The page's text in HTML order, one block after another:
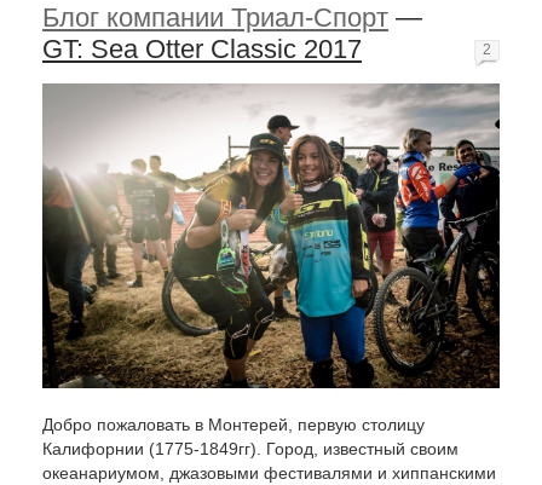
Блог компании Триал-Спорт —
GT: Sea Otter Classic 2017
Добро пожаловать в Монтерей, первую столицу
Калифорнии (1775-1849гг). Город, известный своим
океанариумом, джазовыми фестивалями и хиппанскими
2